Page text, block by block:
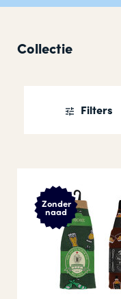
Collectie
Filters
Zonder
naad